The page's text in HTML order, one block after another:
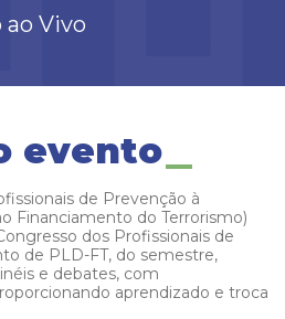
ao Vivo
evento
de Prevenção à
Financiamento do Terrorismo)
dos Profissionais de
de PLD-FT, do semestre,
e debates, com
aprendizado e troca